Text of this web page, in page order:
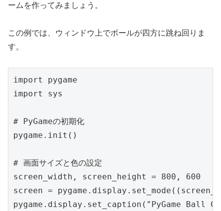
ームを作ってみましょう。
この例では、ウィンドウ上でボールが四方に跳ね回りま
す。
import pygame
import sys
# PyGameの初期化
pygame.init()
# 画面サイズと色の設定
screen_width, screen_height = 800, 600
screen =
pygame.display.set_caption("PyGame Ball